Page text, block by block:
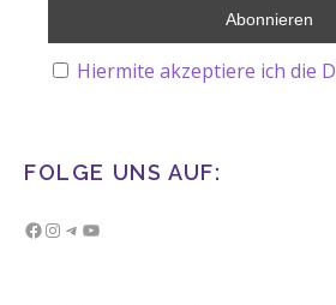
Hiermite akzeptiere ich die
FOLGE UNS AUF:
Facebook
Instagram
Telegram